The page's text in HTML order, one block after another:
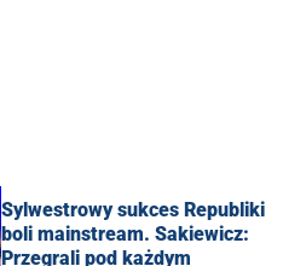
Sylwestrowy sukces Republiki
boli mainstream. Sakiewicz:
Przegrali pod każdym